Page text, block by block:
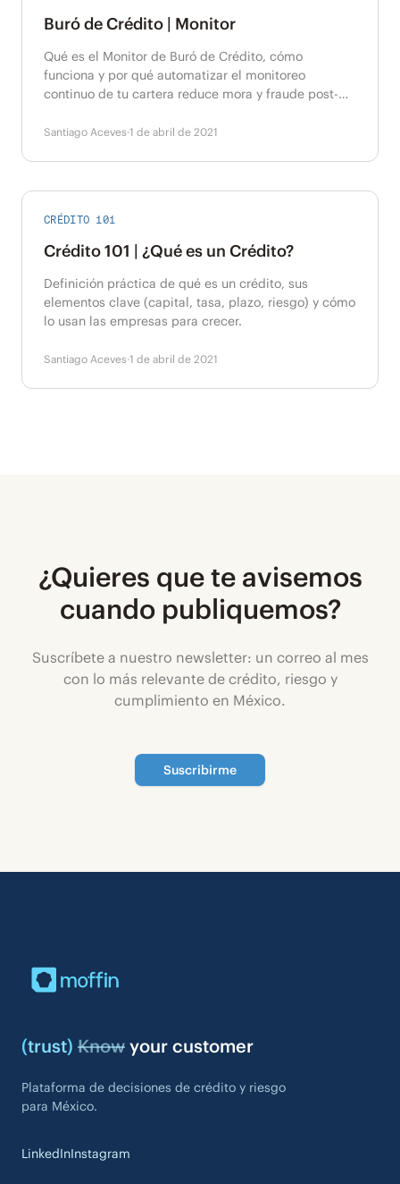
Buró de Crédito | Monitor
Qué es el Monitor de Buró de Crédito, cómo
funciona y por qué automatizar el monitoreo
continuo de tu cartera reduce mora y fraude post-
Santiago Aceves·1 de abril de 2021
CRÉDITO 101
Crédito 101 | ¿Qué es un Crédito?
Definición práctica de qué es un crédito, sus
elementos clave (capital, tasa, plazo, riesgo) y cómo
lo usan las empresas para crecer.
Santiago Aceves·1 de abril de 2021
¿Quieres que te avisemos
cuando publiquemos?
Suscríbete a nuestro newsletter: un correo al mes
con lo más relevante de crédito, riesgo y
cumplimiento en México.
Suscribirme
(trust) Know your customer
Plataforma de decisiones de crédito y riesgo
para México.
LinkedInInstagram